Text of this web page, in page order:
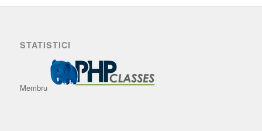
STATISTICI
Membru